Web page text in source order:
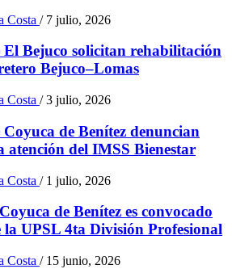
Costa / 7 julio, 2026
El Bejuco solicitan rehabilitación
Bejuco–Lomas
Costa / 3 julio, 2026
de Benítez denuncian
atención del IMSS Bienestar
Costa / 1 julio, 2026
de Benítez es convocado
la UPSL 4ta División Profesional
Costa / 15 junio, 2026